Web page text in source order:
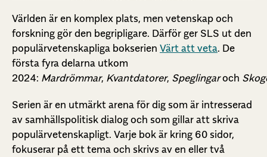
Världen är en komplex plats, men vetenskap och
forskning gör den begripligare. Därför ger SLS ut den
populärvetenskapliga bokserien Värt att veta. De
första fyra delarna utkom
2024: Mardrömmar, Kvantdatorer, Speglingaroch
Serien är en utmärkt arena för dig som är intresserad
av samhällspolitisk dialog och som gillar att skriva
populärvetenskapligt. Varje bok är kring 60 sidor,
fokuserar på ett tema och skrivs av en eller två